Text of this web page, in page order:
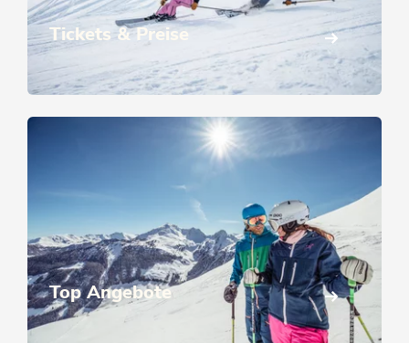
Tickets & Preise
Top Angebote